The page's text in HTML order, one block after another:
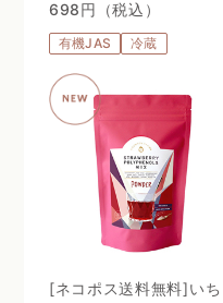
698円（税込）
有機JAS 冷蔵
[ネコポス送料無料]いち